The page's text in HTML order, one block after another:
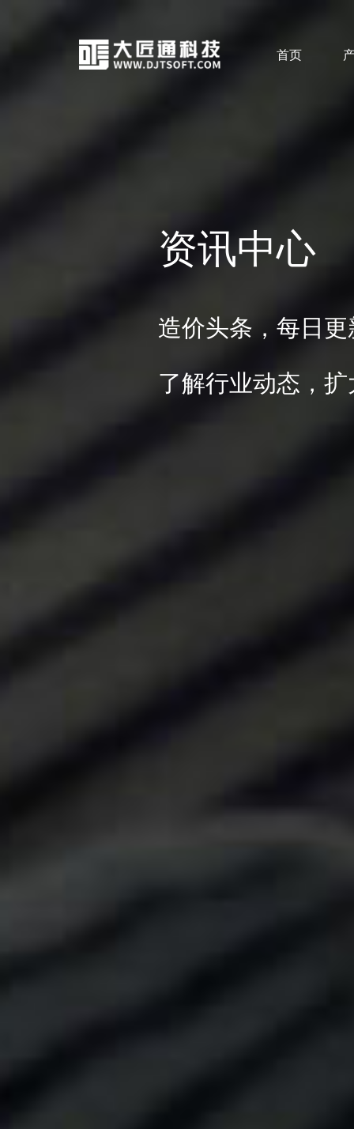
首页
资讯中心
造价头条，每日更
了解行业动态，